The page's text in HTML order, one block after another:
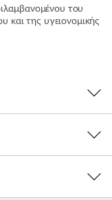
του
της υγειονομικής
γεμάτος